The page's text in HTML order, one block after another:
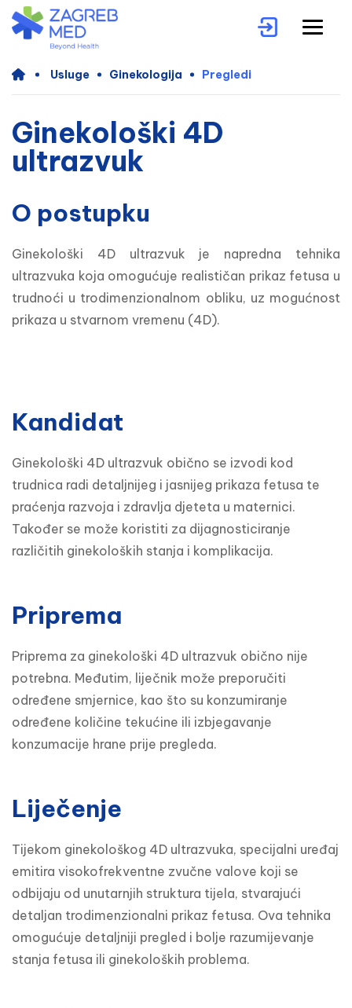
Usluge Ginekologija Pregledi
Ginekološki 4D
ultrazvuk
O postupku
Ginekološki 4D ultrazvuk je napredna tehnika
ultrazvuka koja omogućuje realističan prikaz fetusa u
trudnoći u trodimenzionalnom obliku, uz mogućnost
prikaza u stvarnom vremenu (4D).
Kandidat
Ginekološki 4D ultrazvuk obično se izvodi kod
trudnica radi detaljnijeg i jasnijeg prikaza fetusa te
praćenja razvoja i zdravlja djeteta u maternici.
Također se može koristiti za dijagnosticiranje
različitih ginekoloških stanja i komplikacija.
Priprema
Priprema za ginekološki 4D ultrazvuk obično nije
potrebna. Međutim, liječnik može preporučiti
određene smjernice, kao što su konzumiranje
određene količine tekućine ili izbjegavanje
konzumacije hrane prije pregleda.
Liječenje
Tijekom ginekološkog 4D ultrazvuka, specijalni uređaj
emitira visokofrekventne zvučne valove koji se
odbijaju od unutarnjih struktura tijela, stvarajući
detaljan trodimenzionalni prikaz fetusa. Ova tehnika
omogućuje detaljniji pregled i bolje razumijevanje
stanja fetusa ili ginekoloških problema.